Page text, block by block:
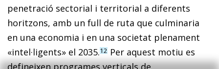
penetració sectorial i territorial a diferents
horitzons, amb un full de ruta que culminaria
en una economia i en una societat plenament
«intel·ligents» el 2035.12 Per aquest motiu es
defineixen programes verticals de